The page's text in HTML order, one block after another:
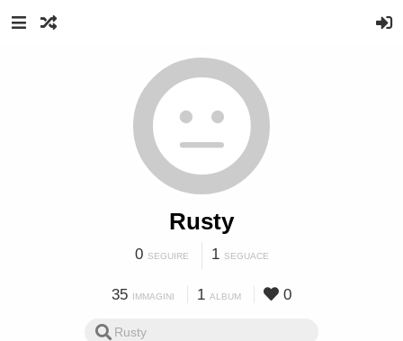
Rusty
0 SEGUIRE 1 SEGUACE
35 IMMAGINI 1 ALBUM 0